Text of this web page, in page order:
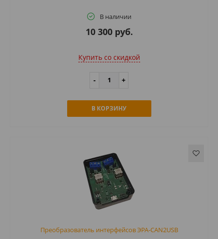
В наличии
10 300 руб.
Купить cо скидкой
В КОРЗИНУ
Преобразователь интерфейсов ЭРА-CAN2USB